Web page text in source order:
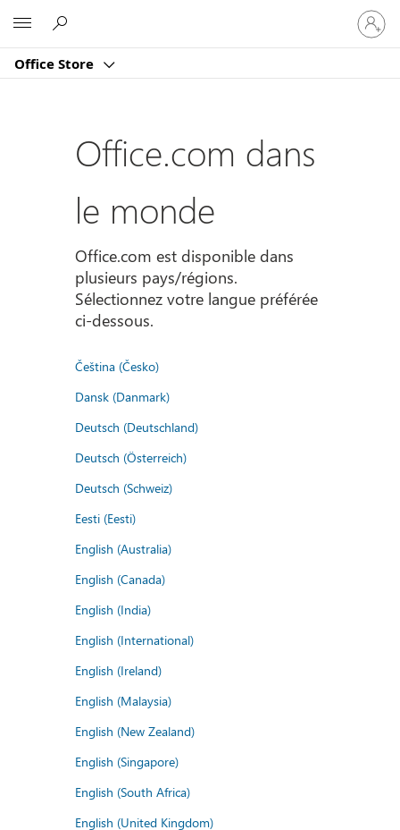
Office Store
vous
à
compte
Office.com dans
le monde
Office.com est disponible dans
plusieurs pays/régions.
Sélectionnez votre langue préférée
ci-dessous.
Čeština (Česko)
Dansk (Danmark)
Deutsch (Deutschland)
Deutsch (Österreich)
Deutsch (Schweiz)
Eesti (Eesti)
English (Australia)
English (Canada)
English (India)
English (International)
English (Ireland)
English (Malaysia)
English (New Zealand)
English (Singapore)
English (South Africa)
English (United Kingdom)